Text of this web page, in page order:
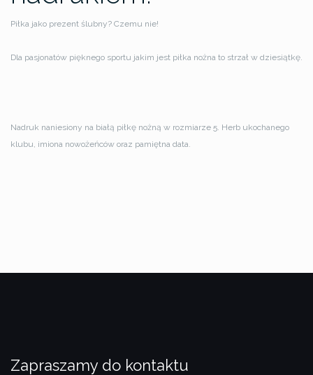
Piłka jako prezent ślubny? Czemu nie!
Dla pasjonatów pięknego sportu jakim jest piłka nożna to strzał w dziesiątkę.
Nadruk naniesiony na białą piłkę nożną w rozmiarze 5. Herb ukochanego
klubu, imiona nowożeńców oraz pamiętna data.
Zapraszamy do kontaktu